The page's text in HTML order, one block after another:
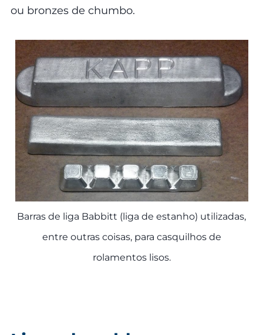
ou bronzes de chumbo.
Barras de liga Babbitt (liga de estanho) utilizadas,
entre outras coisas, para casquilhos de
rolamentos lisos.